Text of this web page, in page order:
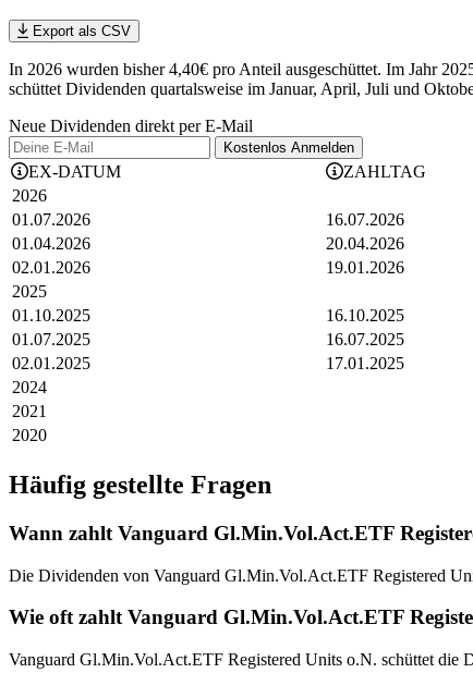
Export als CSV
In 2026 wurden bisher 4,40€ pro Anteil ausgeschüttet. Im Jahr
schüttet Dividenden quartalsweise im Januar, April, Juli und
Neue Dividenden direkt per E-Mail
Kostenlos Anmelden
EX-DATUM ZAHLTAG
2026
01.07.2026
16.07.2026
01.04.2026
20.04.2026
02.01.2026
19.01.2026
2025
01.10.2025
16.10.2025
01.07.2025
16.07.2025
02.01.2025
17.01.2025
2024
2021
2020
Häufig gestellte Fragen
Wann zahlt Vanguard Gl.Min.Vol.Act.ETF
Die Dividenden von Vanguard Gl.Min.Vol.Act.ETF Registered
Wie oft zahlt Vanguard Gl.Min.Vol.Act.ETF
Vanguard Gl.Min.Vol.Act.ETF Registered Units o.N. schüttet die